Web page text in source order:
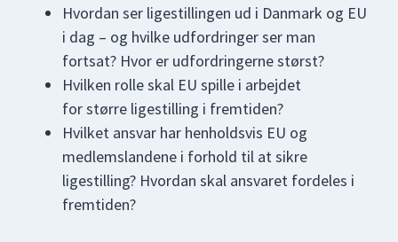
Hvordan ser ligestillingen ud i Danmark og EU
i dag – og hvilke udfordringer ser man
fortsat? Hvor er udfordringerne størst?
Hvilken rolle skal EU spille i arbejdet
for større ligestilling i fremtiden?
Hvilket ansvar har henholdsvis EU og
medlemslandene i forhold til at sikre
ligestilling? Hvordan skal ansvaret fordeles i
fremtiden?